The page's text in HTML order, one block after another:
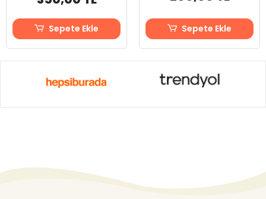
Sepete Ekle Sepete Ekle